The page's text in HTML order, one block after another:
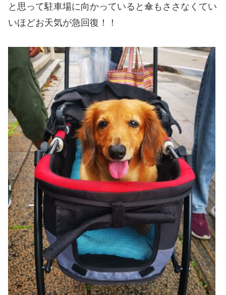
と思って駐車場に向かっていると傘もささなくてい
いほどお天気が急回復！！